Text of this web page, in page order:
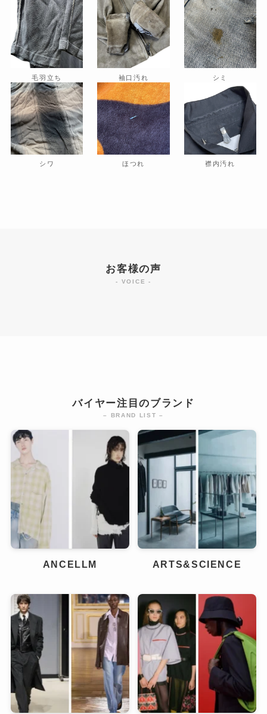
毛羽立ち 袖口汚れ シミ
シワ ほつれ 襟内汚れ
お客様の声
- VOICE -
バイヤー注目のブランド
– BRAND LIST –
ANCELLM ARTS&SCIENCE